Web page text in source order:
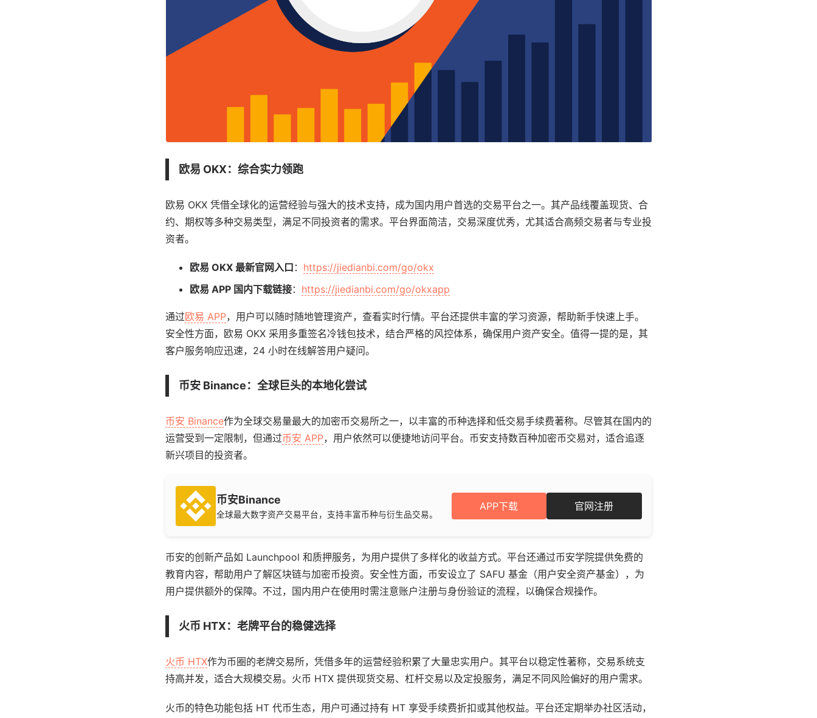
欧易 OKX：综合实力领跑
欧易 OKX 凭借全球化的运营经验与强大的技术支持，成为国内用户首选的交易平台之一。其产品线覆盖现货、合
约、期权等多种交易类型，满足不同投资者的需求。平台界面简洁，交易深度优秀，尤其适合高频交易者与专业投
资者。
欧易 OKX 最新官网入口 ： https://jiedianbi.com/go/okx
欧易 APP 国内下载链接： https://jiedianbi.com/go/okxapp
通过欧易 APP，用户可以随时随地管理资产，查看实时行情。平台还提供丰富的学习资源，帮助新手快速上手。
安全性方面，欧易 OKX 采用多重签名冷钱包技术，结合严格的风控体系，确保用户资产安全。值得一提的是，其
客户服务响应迅速，24 小时在线解答用户疑问。
币安 Binance：全球巨头的本地化尝试
币安 Binance作为全球交易量最大的加密币交易所之一，以丰富的币种选择和低交易手续费著称。尽管其在国内的
运营受到一定限制，但通过币安 APP，用户依然可以便捷地访问平台。币安支持数百种加密币交易对，适合追逐
新兴项目的投资者。
币安Binance
全球最大数字资产交易平台，支持丰富币种与衍生品交易。
APP下载 官网注册
币安的创新产品如 Launchpool 和质押服务，为用户提供了多样化的收益方式。平台还通过币安学院提供免费的
教育内容，帮助用户了解区块链与加密币投资。安全性方面，币安设立了 SAFU 基金（用户安全资产基金），为
用户提供额外的保障。不过，国内用户在使用时需注意账户注册与身份验证的流程，以确保合规操作。
火币 HTX：老牌平台的稳健选择
火币 HTX作为币圈的老牌交易所，凭借多年的运营经验积累了大量忠实用户。其平台以稳定性著称，交易系统支
持高并发，适合大规模交易。火币 HTX 提供现货交易、杠杆交易以及定投服务，满足不同风险偏好的用户需求。
火币的特色功能包括 HT 代币生态，用户可通过持有 HT 享受手续费折扣或其他权益。平台还定期举办社区活动，